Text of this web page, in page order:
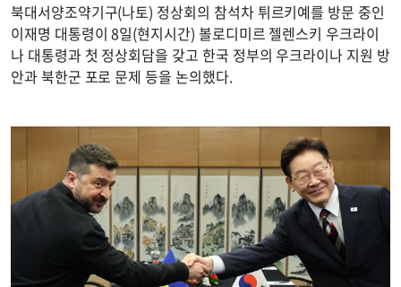
북대서양조약기구(나토) 정상회의 참석차 튀르키예를 방문 중인
이재명 대통령이 8일(현지시간) 볼로디미르 젤렌스키 우크라이
나 대통령과 첫 정상회담을 갖고 한국 정부의 우크라이나 지원 방
안과 북한군 포로 문제 등을 논의했다.